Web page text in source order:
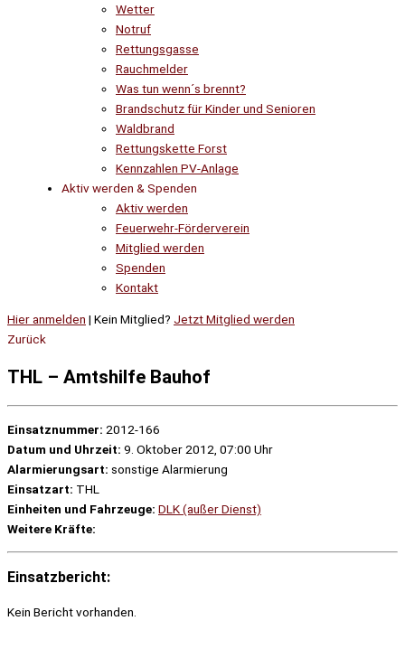
Wetter
Notruf
Rettungsgasse
Rauchmelder
Was tun wenn´s brennt?
Brandschutz für Kinder und Senioren
Waldbrand
Rettungskette Forst
Kennzahlen PV-Anlage
Aktiv werden & Spenden
Aktiv werden
Feuerwehr-Förderverein
Mitglied werden
Spenden
Kontakt
Hier anmelden | Kein Mitglied? Jetzt Mitglied werden
Zurück
THL – Amtshilfe Bauhof
Einsatznummer: 2012-166
Datum und Uhrzeit: 9. Oktober 2012, 07:00 Uhr
Alarmierungsart: sonstige Alarmierung
Einsatzart: THL
Einheiten und Fahrzeuge: DLK (außer Dienst)
Weitere Kräfte:
Einsatzbericht:
Kein Bericht vorhanden.